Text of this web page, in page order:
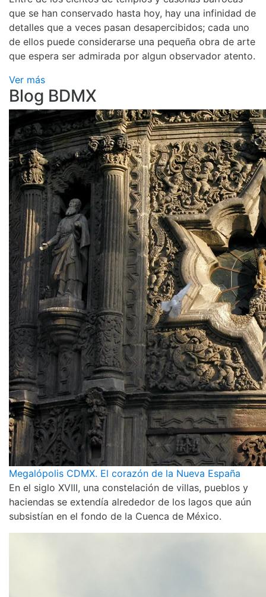
que se han conservado hasta hoy, hay una infinidad de
detalles que a veces pasan desapercibidos; cada uno
de ellos puede considerarse una pequeña obra de arte
que espera ser admirada por algun observador atento.
Ver más
Blog BDMX
Megalópolis CDMX. El corazón de la Nueva España
En el siglo XVIII, una constelación de villas, pueblos y
haciendas se extendía alrededor de los lagos que aún
subsistían en el fondo de la Cuenca de México.